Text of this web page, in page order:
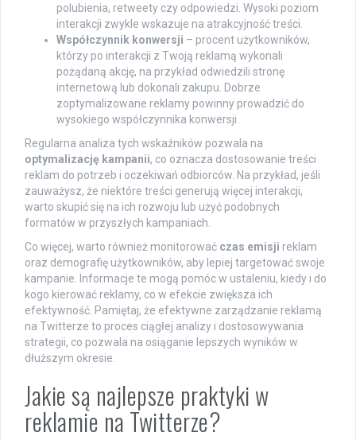
polubienia, retweety czy odpowiedzi. Wysoki poziom
interakcji zwykle wskazuje na atrakcyjność treści.
Współczynnik konwersji – procent użytkowników,
którzy po interakcji z Twoją reklamą wykonali
pożądaną akcję, na przykład odwiedzili stronę
internetową lub dokonali zakupu. Dobrze
zoptymalizowane reklamy powinny prowadzić do
wysokiego współczynnika konwersji.
Regularna analiza tych wskaźników pozwala na
optymalizację kampanii, co oznacza dostosowanie treści
reklam do potrzeb i oczekiwań odbiorców. Na przykład, jeśli
zauważysz, że niektóre treści generują więcej interakcji,
warto skupić się na ich rozwoju lub użyć podobnych
formatów w przyszłych kampaniach.
Co więcej, warto również monitorować czas emisji reklam
oraz demografię użytkowników, aby lepiej targetować swoje
kampanie. Informacje te mogą pomóc w ustaleniu, kiedy i do
kogo kierować reklamy, co w efekcie zwiększa ich
efektywność. Pamiętaj, że efektywne zarządzanie reklamą
na Twitterze to proces ciągłej analizy i dostosowywania
strategii, co pozwala na osiąganie lepszych wyników w
dłuższym okresie.
Jakie są najlepsze praktyki w
reklamie na Twitterze?